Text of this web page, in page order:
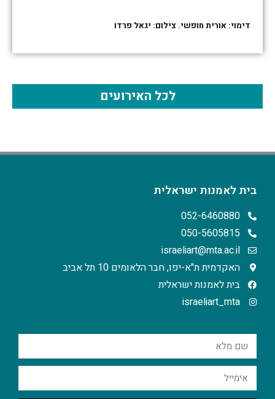
דימוי: אורית חופשי. צילום: יגאל פרדו
לכל האירועים
בית לאמנות ישראלית
052-6460880
050-5605815
israeliart@mta.ac.il
האקדמית ת"א-יפו, חבר הלאומים 10 תל אביב
בית לאמנות ישראלית
israeliart_mta